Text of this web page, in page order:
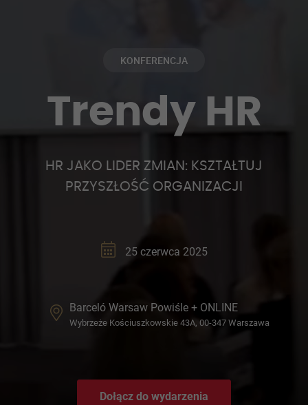
KONFERENCJA
Trendy HR
HR JAKO LIDER ZMIAN: KSZTAŁTUJ
PRZYSZŁOŚĆ ORGANIZACJI
25 czerwca 2025
Barceló Warsaw Powiśle + ONLINE
Wybrzeże Kościuszkowskie 43A, 00-347 Warszawa
Dołącz do wydarzenia